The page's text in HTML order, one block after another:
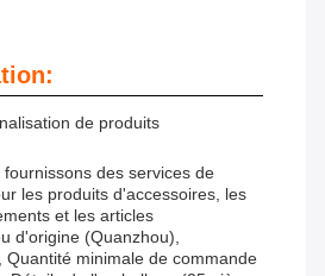
de produits
des services de
les produits d'accessoires, les
et les articles
d'origine (Quanzhou),
Quantité minimale de commande